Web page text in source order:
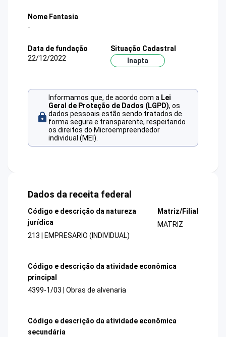
Nome Fantasia
-
Data de fundação
22/12/2022
Situação Cadastral
Inapta
Informamos que, de acordo com a Lei
Geral de Proteção de Dados (LGPD), os
dados pessoais estão sendo tratados de
forma segura e transparente, respeitando
os direitos do Microempreendedor
individual (MEI).
Dados da receita federal
Código e descrição da natureza
jurídica
213 | EMPRESARIO (INDIVIDUAL)
Matriz/Filial
MATRIZ
Código e descrição da atividade econômica
principal
4399-1/03 | Obras de alvenaria
Código e descrição da atividade econômica
secundária